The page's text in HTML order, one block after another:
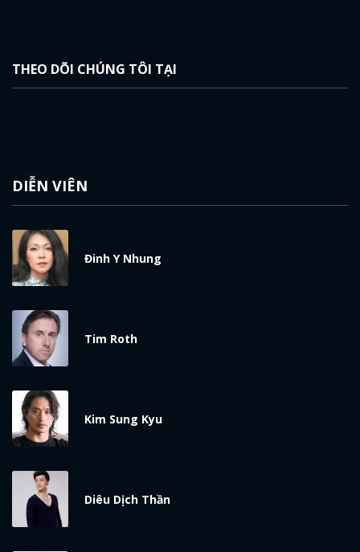
THEO DÕI CHÚNG TÔI TẠI
DIỄN VIÊN
Đinh Y Nhung
Tim Roth
Kim Sung Kyu
Diêu Dịch Thần